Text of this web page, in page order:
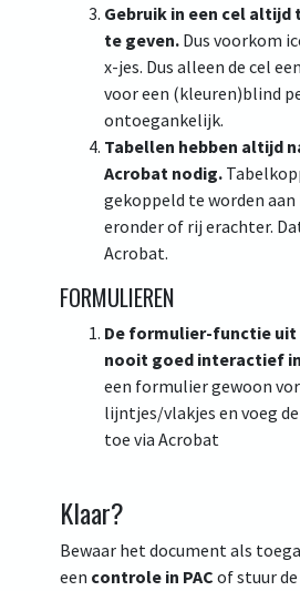
Gebruik in een cel
te geven.Dus voorkom
x-jes. Dus alleen de cel
voor een (kleuren)blind
ontoegankelijk.
Tabellen hebben altijd
Acrobat nodig.
gekoppeld te worden
eronder of rij erachter.
Acrobat.
FORMULIEREN
De formulier-functie uit
nooit goed interactief in
een formulier gewoon
lijntjes/vlakjes en voeg
toe via Acrobat
Klaar?
Bewaar het document als
een controle in PAC of stuur